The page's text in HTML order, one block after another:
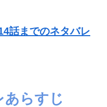
話までのネタバレ
あらすじ